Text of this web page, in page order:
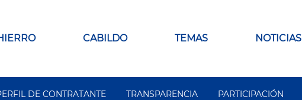
CABILDO TEMAS NOTICIAS
DE CONTRATANTE TRANSPARENCIA PARTICIPACIÓN